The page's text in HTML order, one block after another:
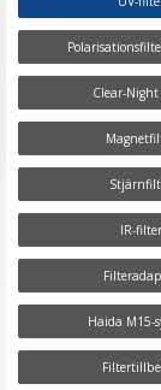
Clear-
IR-filter
Haida M15-